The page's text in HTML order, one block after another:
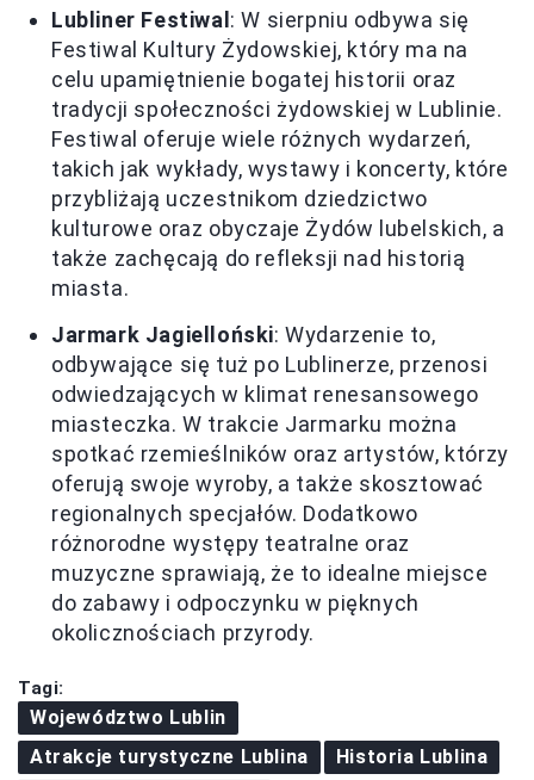
Lubliner Festiwal: W sierpniu odbywa się
Festiwal Kultury Żydowskiej, który ma na
celu upamiętnienie bogatej historii oraz
tradycji społeczności żydowskiej w Lublinie.
Festiwal oferuje wiele różnych wydarzeń,
takich jak wykłady, wystawy i koncerty, które
przybliżają uczestnikom dziedzictwo
kulturowe oraz obyczaje Żydów lubelskich, a
także zachęcają do refleksji nad historią
miasta.
Jarmark Jagielloński: Wydarzenie to,
odbywające się tuż po Lublinerze, przenosi
odwiedzających w klimat renesansowego
miasteczka. W trakcie Jarmarku można
spotkać rzemieślników oraz artystów, którzy
oferują swoje wyroby, a także skosztować
regionalnych specjałów. Dodatkowo
różnorodne występy teatralne oraz
muzyczne sprawiają, że to idealne miejsce
do zabawy i odpoczynku w pięknych
okolicznościach przyrody.
Tagi:
Województwo Lublin
Atrakcje turystyczne Lublina
Historia Lublina